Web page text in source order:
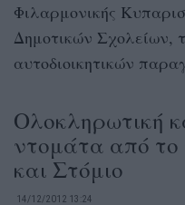
Φιλαρμονικής
Δημοτικών Σχολείων,
αυτοδιοικητικών
Ολοκληρωτική
ντομάτα από
και Στόμιο
14/12/2012 13:24